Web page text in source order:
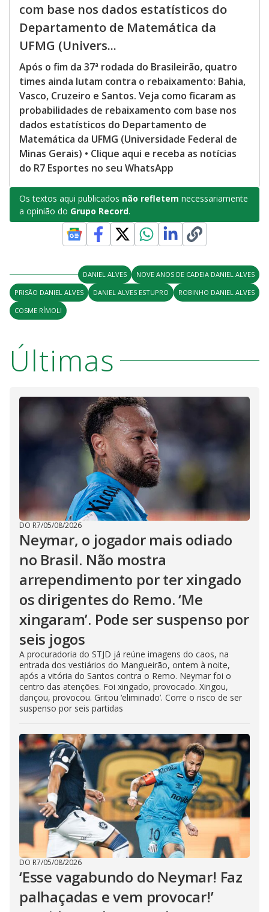
com base nos dados estatísticos do
Departamento de Matemática da
UFMG (Univers...
Após o fim da 37ª rodada do Brasileirão, quatro
times ainda lutam contra o rebaixamento: Bahia,
Vasco, Cruzeiro e Santos. Veja como ficaram as
probabilidades de rebaixamento com base nos
dados estatísticos do Departamento de
Matemática da UFMG (Universidade Federal de
Minas Gerais) • Clique aqui e receba as notícias
do R7 Esportes no seu WhatsApp
Os textos aqui publicados não refletem necessariamente
a opinião do Grupo Record.
DANIEL ALVES
NOVE ANOS DE CADEIA DANIEL ALVES
PRISÃO DANIEL ALVES
DANIEL ALVES ESTUPRO
ROBINHO DANIEL ALVES
COSME RÍMOLI
Últimas
DO R7/05/08/2026
Neymar, o jogador mais odiado
no Brasil. Não mostra
arrependimento por ter xingado
os dirigentes do Remo. ‘Me
xingaram’. Pode ser suspenso por
seis jogos
A procuradoria do STJD já reúne imagens do caos, na
entrada dos vestiários do Mangueirão, ontem à noite,
após a vitória do Santos contra o Remo. Neymar foi o
centro das atenções. Foi xingado, provocado. Xingou,
dançou, provocou. Gritou ‘eliminado’. Corre o risco de ser
suspenso por seis partidas
DO R7/05/08/2026
‘Esse vagabundo do Neymar! Faz
palhaçadas e vem provocar!’